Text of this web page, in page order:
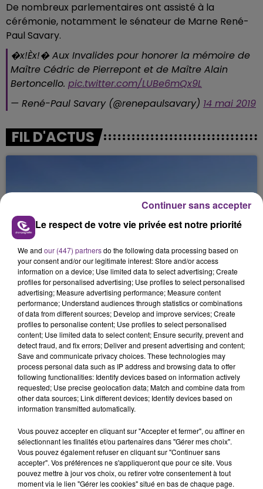
De nombreux parlementaires ont assisté à la
cérémonie, notamment le sénateur de Marne René-
Paul Savary.
�x!Èx!� Aux Invalides pour honorer la mémoire de
Maître Cédric de Pierrepont et de Maître Alain
Bertoncello. pic.twitter.com/LUBe6mQx9L
— René-Paul Savary (@renepaulsavary) 14 mai 2019
FIL D'ACTUS
SI TOUT LE MONDE FAIT ÇA, MOI L'ANNÉE
PROCHAINE JE VENDANGE EN...
La vendange en Champagne a débuté ce jeudi 6
août dans la commune de Montgueux (Aube). Du
jamais vu !
L'INSPECTION DU TRAVAIL RAPPELLE À
Alors que les dates de début des vendange 2026
s'est avéré être plus précoce que prévu,
l'inspection du Travail en profite pour rappeler
les conditions de...
TITRES DIFFUSÉS
Le respect de votre vie privée est notre priorité
We and our (447) partnersdo the following data processing based on
your consent and/or our legitimate interest: Store and/or access
information on a device; Use limited data to select advertising; Create
profiles for personalised advertising; Use profiles to select personalised
advertising; Measure advertising performance; Measure content
performance; Understand audiences through statistics or combinations
of data from different sources; Develop and improve services; Create
profiles to personalise content; Use profiles to select personalised
content; Use limited data to select content; Ensure security, prevent and
detect fraud, and fix errors; Deliver and present advertising and content;
Save and communicate privacy choices. These technologies may
process personal data such as IP address and browsing data to offer
following functionalities: Identify devices based on information actively
requested; Use precise geolocation data; Match and combine data from
other data sources; Link different devices; Identify devices based on
information transmitted automatically.
Vous pouvez accepter en cliquant sur "Accepter et fermer", ou affiner en
sélectionnant les finalités et/ou partenaires dans "Gérer mes choix".
Vous pouvez également refuser en cliquant sur "Continuer sans
accepter". Vos préférences ne s'appliqueront que pour ce site. Vous
pouvez mettre à jour vos choix, ou retirer votre consentement à tout
moment via le lien "Gérer les cookies" situé en bas de chaque page.
Continuer sans accepter